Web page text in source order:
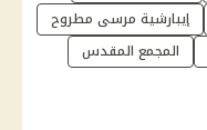
إيبارشية مرسى مطروح
المجمع المقدس